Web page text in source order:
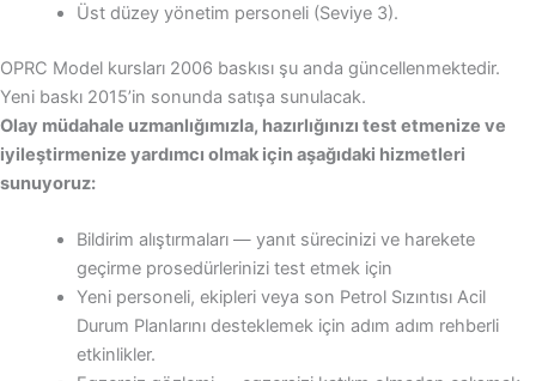
Üst düzey yönetim personeli (Seviye 3).
OPRC Model kursları 2006 baskısı şu anda güncellenmektedir.
Yeni baskı 2015’in sonunda satışa sunulacak.
Olay müdahale uzmanlığımızla, hazırlığınızı test etmenize ve
iyileştirmenize yardımcı olmak için aşağıdaki hizmetleri
sunuyoruz:
Bildirim alıştırmaları — yanıt sürecinizi ve harekete
geçirme prosedürlerinizi test etmek için
Yeni personeli, ekipleri veya son Petrol Sızıntısı Acil
Durum Planlarını desteklemek için adım adım rehberli
etkinlikler.